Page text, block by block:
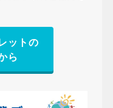
ットの
ら